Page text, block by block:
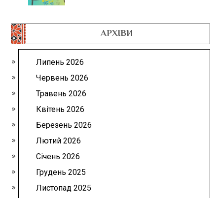
АРХІВИ
Липень 2026
Червень 2026
Травень 2026
Квітень 2026
Березень 2026
Лютий 2026
Січень 2026
Грудень 2025
Листопад 2025